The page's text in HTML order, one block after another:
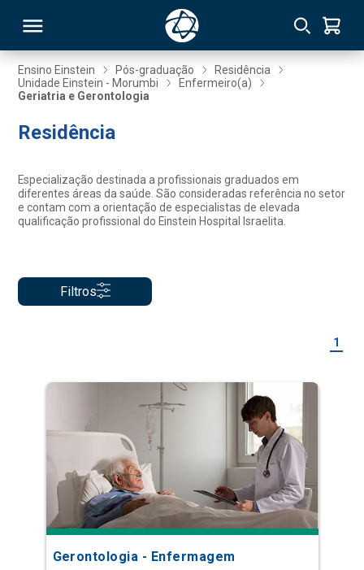
Ensino Einstein Pós-graduação
Residência
Unidade Einstein - Morumbi
Enfermeiro(a)
Geriatria e Gerontologia
Residência
Especialização destinada a profissionais graduados em
diferentes áreas da saúde. São consideradas referência no setor
e contam com a orientação de especialistas de elevada
qualificação profissional do Einstein Hospital Israelita.
Filtros
1
Gerontologia - Enfermagem